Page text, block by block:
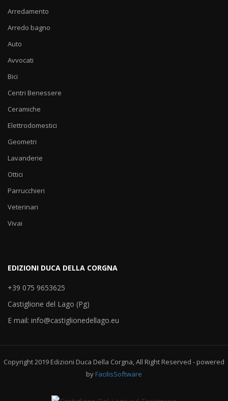
Arredamento
Arredo bagno
Auto
Avvocati
Bici
Centri Benessere
Ceramiche
Elettrodomestici
Geometri
Lavanderie
Ottici
Parrucchieri
Veterinari
Vivai
EDIZIONI DUCA DELLA CORGNA
+39 075 9653625
Castiglione del Lago (Pg)
E mail: info@castiglionedellago.eu
Copyright 2019 Edizioni Duca Della Corgna, All Right Reserved - powered
by FacilisSoftware